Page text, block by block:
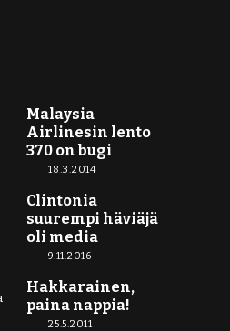
Malaysia
Airlinesin lento
370 on bugi
18.3.2014
Clintonia
suurempi häviäjä
oli media
9.11.2016
Hakkarainen,
paina nappia!
25.5.2011